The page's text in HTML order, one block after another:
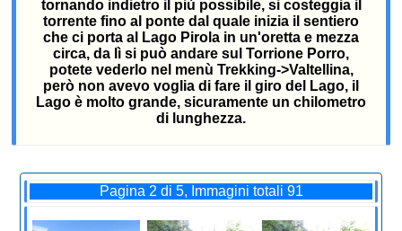
tornando indietro il più possibile, si costeggia il
torrente fino al ponte dal quale inizia il sentiero
che ci porta al Lago Pirola in un'oretta e mezza
circa, da lì si può andare sul Torrione Porro,
potete vederlo nel menù Trekking->Valtellina,
però non avevo voglia di fare il giro del Lago, il
Lago è molto grande, sicuramente un chilometro
di lunghezza.
Pagina 2 di 5, Immagini totali 91